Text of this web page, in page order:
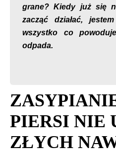
grane? Kiedy już się
zacząć działać,
wszystko co
odpada.
PIERSI NIE
ZŁYCH